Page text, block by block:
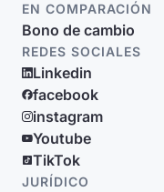
EN COMPARACIÓN
Bono de cambio
REDES SOCIALES
Linkedin
facebook
instagram
Youtube
TikTok
JURÍDICO